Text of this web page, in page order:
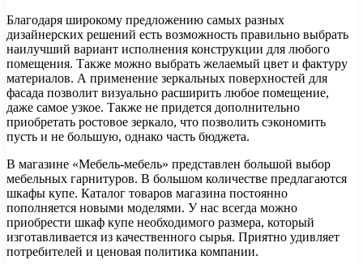
Благодаря широкому предложению самых разных
дизайнерских решений есть возможность правильно выбрать
наилучший вариант исполнения конструкции для любого
помещения. Также можно выбрать желаемый цвет и фактуру
материалов. А применение зеркальных поверхностей для
фасада позволит визуально расширить любое помещение,
даже самое узкое. Также не придется дополнительно
приобретать ростовое зеркало, что позволить сэкономить
пусть и не большую, однако часть бюджета.
В магазине «Мебель-мебель» представлен большой выбор
мебельных гарнитуров. В большом количестве предлагаются
шкафы купе. Каталог товаров магазина постоянно
пополняется новыми моделями. У нас всегда можно
приобрести шкаф купе необходимого размера, который
изготавливается из качественного сырья. Приятно удивляет
потребителей и ценовая политика компании.